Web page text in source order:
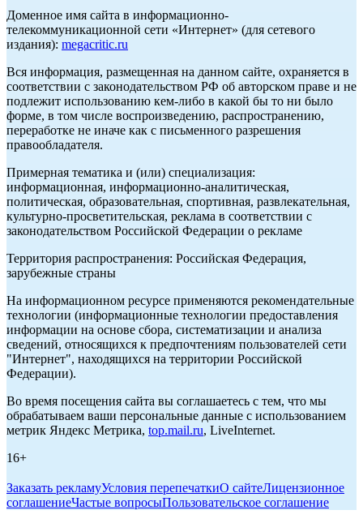
Доменное имя сайта в информационно-
телекоммуникационной сети «Интернет» (для сетевого
издания): megacritic.ru
Вся информация, размещенная на данном сайте, охраняется в
соответствии с законодательством РФ об авторском праве и не
подлежит использованию кем-либо в какой бы то ни было
форме, в том числе воспроизведению, распространению,
переработке не иначе как с письменного разрешения
правообладателя.
Примерная тематика и (или) специализация:
информационная, информационно-аналитическая,
политическая, образовательная, спортивная, развлекательная,
культурно-просветительская, реклама в соответствии с
законодательством Российской Федерации о рекламе
Территория распространения: Российская Федерация,
зарубежные страны
На информационном ресурсе применяются рекомендательные
технологии (информационные технологии предоставления
информации на основе сбора, систематизации и анализа
сведений, относящихся к предпочтениям пользователей сети
"Интернет", находящихся на территории Российской
Федерации).
Во время посещения сайта вы соглашаетесь с тем, что мы
обрабатываем ваши персональные данные с использованием
метрик Яндекс Метрика, top.mail.ru, LiveInternet.
16+
Заказать рекламуУсловия перепечаткиО сайтеЛицензионное
соглашениеЧастые вопросыПользовательское соглашение